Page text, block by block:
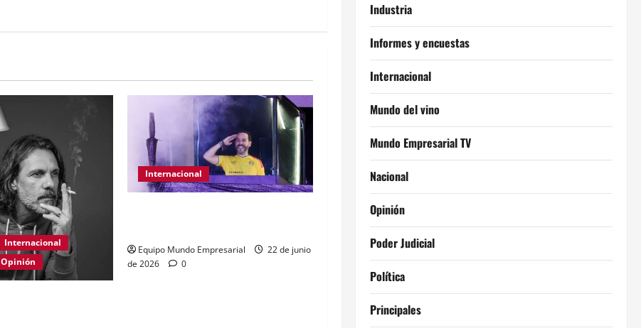
Internacional
Opinión
Internacional
Equipo Mundo Empresarial
22 de junio
de 2026
0
Industria
Informes y encuestas
Internacional
Mundo del vino
Mundo Empresarial TV
Nacional
Opinión
Poder Judicial
Política
Principales